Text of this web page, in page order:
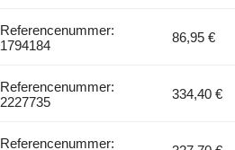
Referencenummer:
1794184
86,95 €
Referencenummer:
2227735
334,40 €
Referencenummer: